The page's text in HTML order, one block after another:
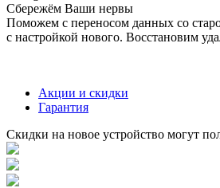
Сбережём Ваши нервы
Поможем с переносом данных со
с настройкой нового. Восстановим
Акции и скидки
Гарантия
Скидки на новое устройство могут